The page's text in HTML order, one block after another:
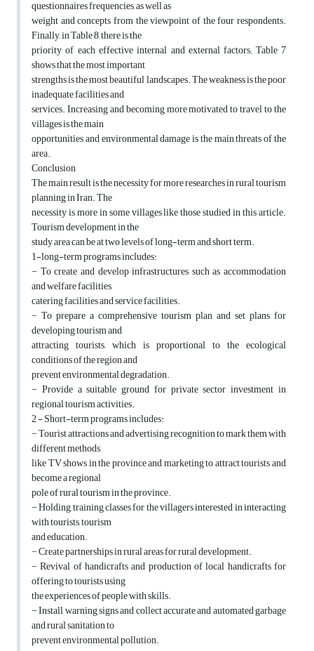
questionnaires frequencies, as well as
weight and concepts from the viewpoint of the four respondents.
Finally, in Table 8, there is the
priority of each effective internal and external factors; Table 7
shows that the most important
strengths is the most beautiful landscapes. The weakness is the poor
inadequate facilities and
services. Increasing and becoming more motivated to travel to the
villages is the main
opportunities and environmental damage is the main threats of the
area.
Conclusion
The main result is the necessity for more researches in rural tourism
planning in Iran. The
necessity is more in some villages like those studied in this article.
Tourism development in the
study area can be at two levels of long-term and short term.
1-long-term programs includes:
− To create and develop infrastructures such as accommodation
and welfare facilities,
catering facilities and service facilities.
− To prepare a comprehensive tourism plan and set plans for
developing tourism and
attracting tourists, which is proportional to the ecological
conditions of the region and
prevent environmental degradation.
− Provide a suitable ground for private sector investment in
regional tourism activities.
2 - Short-term programs includes:
− Tourist attractions and advertising recognition to mark them with
different methods,
like TV shows in the province and marketing to attract tourists and
become a regional
pole of rural tourism in the province.
− Holding training classes for the villagers interested in interacting
with tourists, tourism
and education.
− Create partnerships in rural areas for rural development.
− Revival of handicrafts and production of local handicrafts for
offering to tourists using
the experiences of people with skills.
− Install warning signs and collect accurate and automated garbage
and rural sanitation to
prevent environmental pollution.